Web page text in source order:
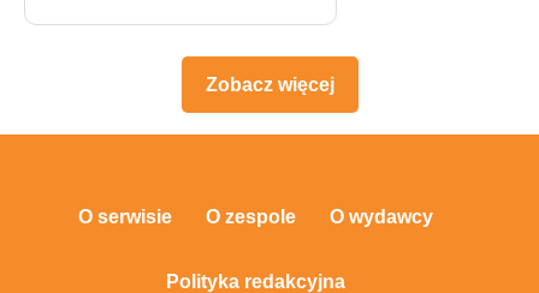
Zobacz więcej
O serwisie O zespole O wydawcy
Polityka redakcyjna